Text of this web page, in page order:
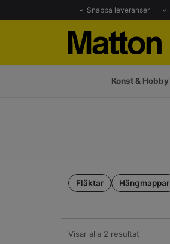
Snabba leveranser
Konst & Hobby
Fläktar Hängmappar
Visar alla 2 resultat